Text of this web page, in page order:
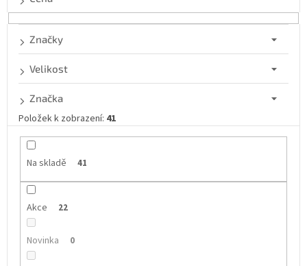
o
Na skladě 41
Akce 22
Novinka 0
Značky
Velikost
Značka
Položek k zobrazení: 41